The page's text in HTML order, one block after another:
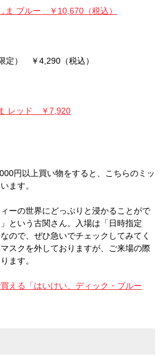
ま ブルー ￥10,670（税込）
定） ￥4,290（税込）
レッド ￥7,920
円以上買い物をすると、こちらのミッ
ます。
ーの世界にどっぷりと浸かることがで
という古関さん。入場は「日時指定
ので、ぜひ急いでチェックしてみてく
スクを外しておりますが、ご来場の際
ます。
える「はいけい、ディック・ブルー